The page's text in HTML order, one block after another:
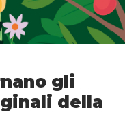
gli
della